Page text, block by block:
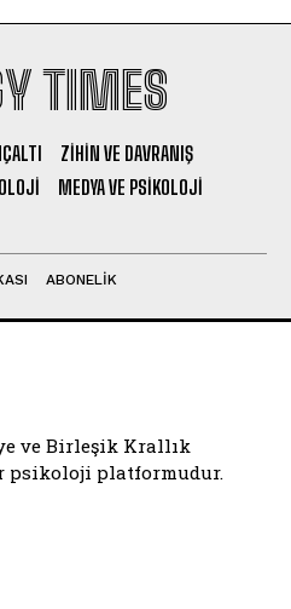
TIMES
ZIHIN VE DAVRANIŞ
MEDYA VE PSIKOLOJI
ABONELIK
ve Birleşik Krallık
psikoloji platformudur.